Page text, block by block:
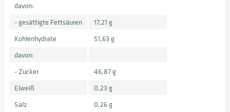
davon:
- gesättigte Fettsäuren
17,21 g
Kohlenhydrate
51,63 g
davon:
- Zucker
46,87 g
Eiweiß
0,23 g
Salz
0,26 g